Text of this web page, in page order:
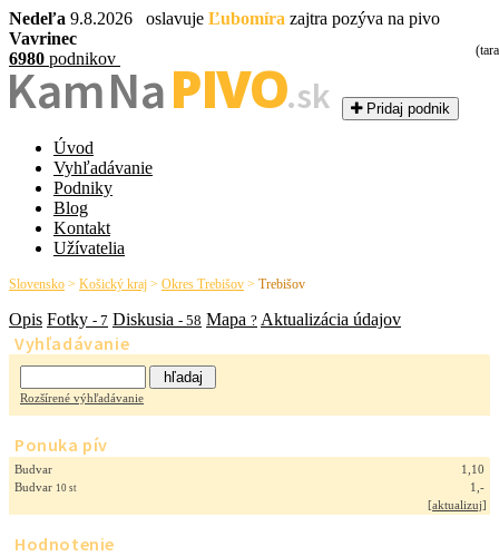
Nedeľa 9.8.2026 oslavuje Ľubomíra zajtra pozýva na pivo
Vavrinec
6980 podnikov
Kam NaPIVO.sk Pridaj podnik
Úvod
Vyhľadávanie
Podniky
Blog
Kontakt
Užívatelia
Slovensko > Košický kraj > Okres Trebišov > Trebišov
Opis Fotky - 7 Diskusia - 58 Mapa ? Aktualizácia údajov
Vyhľadávanie
Rozšírené výhľadávanie
Ponuka pív
Budvar
1,10
Budvar 10 st
1,-
[aktualizuj]
Hodnotenie